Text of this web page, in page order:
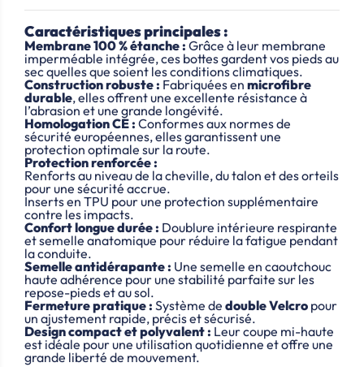
Caractéristiques principales :
Membrane 100 % étanche : Grâce à leur membrane
imperméable intégrée, ces bottes gardent vos pieds au
sec quelles que soient les conditions climatiques.
Construction robuste : Fabriquées en microfibre
durable, elles offrent une excellente résistance à
l’abrasion et une grande longévité.
Homologation CE : Conformes aux normes de
sécurité européennes, elles garantissent une
protection optimale sur la route.
Protection renforcée :
Renforts au niveau de la cheville, du talon et des orteils
pour une sécurité accrue.
Inserts en TPU pour une protection supplémentaire
contre les impacts.
Confort longue durée : Doublure intérieure respirante
et semelle anatomique pour réduire la fatigue pendant
la conduite.
Semelle antidérapante : Une semelle en caoutchouc
haute adhérence pour une stabilité parfaite sur les
repose-pieds et au sol.
Fermeture pratique : Système de double Velcro pour
un ajustement rapide, précis et sécurisé.
Design compact et polyvalent : Leur coupe mi-haute
est idéale pour une utilisation quotidienne et offre une
grande liberté de mouvement.